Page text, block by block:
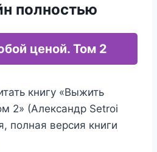
полностью
ценой. Том 2
книгу «Выжить
2» (Александр Setroi
полная версия книги